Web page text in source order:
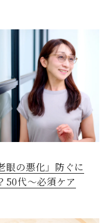
眼の悪化」防ぐに
50代～必須ケア